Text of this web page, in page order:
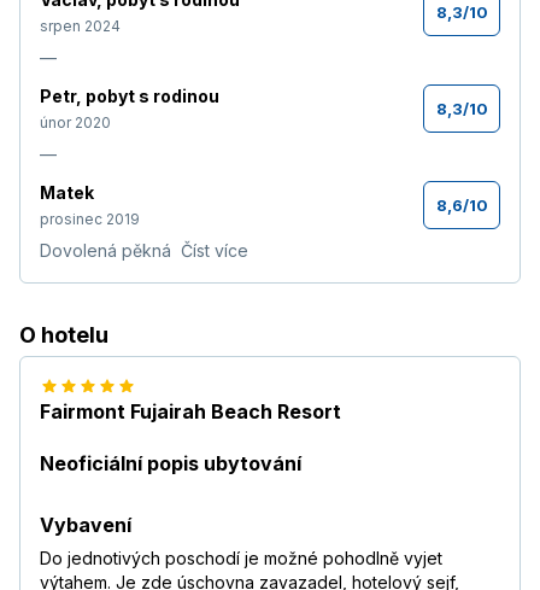
srpen 2024
—
8,3/10
Petr, pobyt s rodinou
únor 2020
—
8,3/10
Matek
prosinec 2019
Dovolená pěkná Číst více
8,6/10
O hotelu
Fairmont Fujairah Beach Resort
Neoficiální popis ubytování
Vybavení
Do jednotivých poschodí je možné pohodlně vyjet
výtahem. Je zde úschovna zavazadel, hotelový sejf,